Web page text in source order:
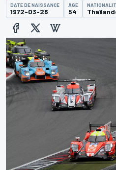
DATE DE NAISSANCE
1972-03-26
ÂGE
54